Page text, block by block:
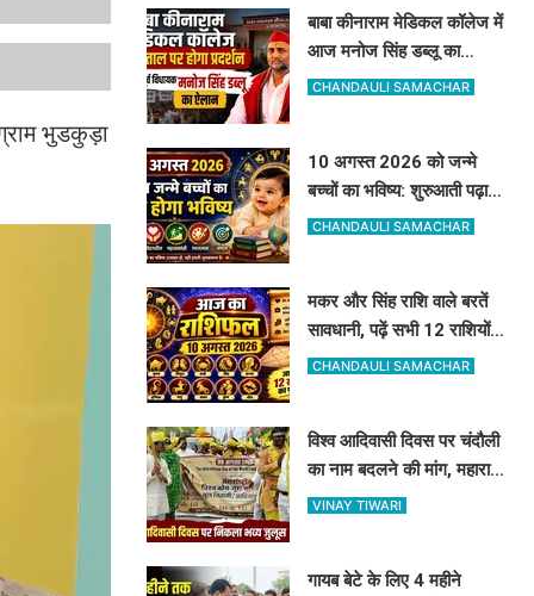
भुडकुड़ा
बाबा कीनाराम मेडिकल कॉलेज में
आज मनोज सिंह डब्लू का
हल्लाबोल, पहले डीएम से करेंगे
CHANDAULI SAMACHAR
10 अगस्त 2026 को जन्मे
बच्चों का भविष्य: शुरुआती पढ़ाई
में रहेंगे कमजोर, बाद में हुनर से
CHANDAULI SAMACHAR
मकर और सिंह राशि वाले बरतें
सावधानी, पढ़ें सभी 12 राशियों
का सटीक भविष्यफल
CHANDAULI SAMACHAR
विश्व आदिवासी दिवस पर चंदौली
का नाम बदलने की मांग, महारानी
दुर्गावती के नाम पर रखने की
VINAY TIWARI
गायब बेटे के लिए 4 महीने